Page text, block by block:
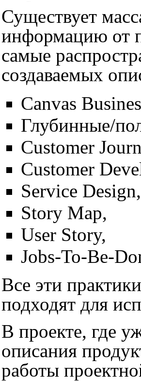
Существует
информацию от
самые
создаваемых
Canvas
Глубинные/
Customer
Customer
Service Design,
Story Map,
User Story,
Jobs-To-Be-
Все эти
подходят для
В проекте, где
описания
работы